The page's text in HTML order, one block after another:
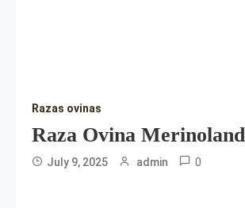
Razas ovinas
Raza Ovina Merinoland
July 9, 2025 admin 0